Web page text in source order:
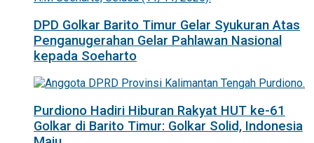
DPD Golkar Barito Timur Gelar Syukuran Atas
Penganugerahan Gelar Pahlawan Nasional
kepada Soeharto
Purdiono Hadiri Hiburan Rakyat HUT ke-61
Golkar di Barito Timur: Golkar Solid, Indonesia